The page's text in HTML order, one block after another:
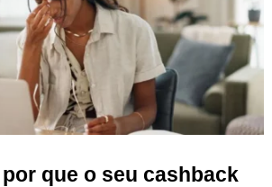
que o seu cashback